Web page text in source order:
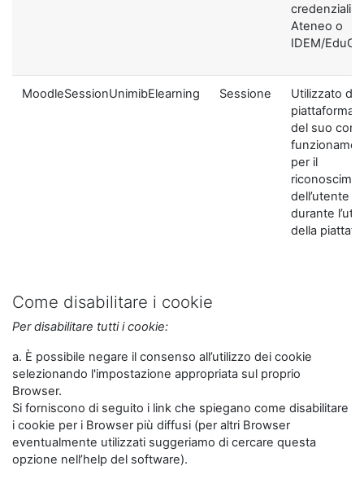
credenziali di
Ateneo o
IDEM/
MoodleSessionUnimibElearning Sessione
Utilizzato
piattaforma
del suo
per il
dell’utente
durante
della
Come disabilitare i cookie
Per disabilitare tutti i cookie:
a. È possibile negare il consenso all’utilizzo dei cookie
selezionando l'impostazione appropriata sul proprio
Browser.
Si forniscono di seguito i link che spiegano come disabilitare
i cookie per i Browser più diffusi (per altri Browser
eventualmente utilizzati suggeriamo di cercare questa
opzione nell’help del software).